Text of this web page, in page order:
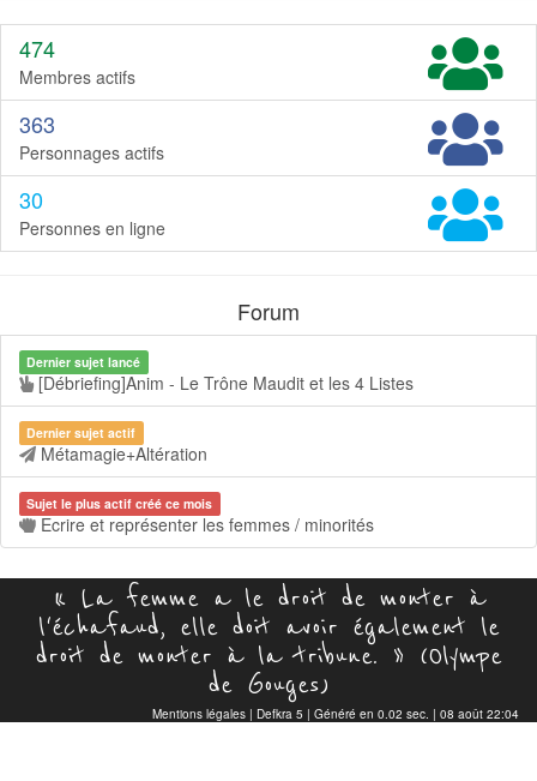
474
Membres actifs
363
Personnages actifs
30
Personnes en ligne
Forum
Dernier sujet lancé
[Débriefing]Anim - Le Trône Maudit et les 4 Listes
Dernier sujet actif
Métamagie+Altération
Sujet le plus actif créé ce mois
Ecrire et représenter les femmes / minorités
« La femme a le droit de monter à
l'échafaud, elle doit avoir également le
droit de monter à la tribune. » (Olympe
de Gouges)
Mentions légales | Defkra 5 | Généré en 0.02 sec. | 08 août 22:04